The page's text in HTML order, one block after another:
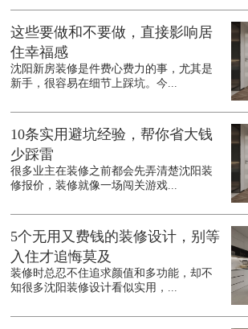
这些要做和不要做，直接影响居
住幸福感
沈阳新房装修是件费心费力的事，尤其是
新手，很容易在细节上踩坑。今...
10条实用避坑经验，帮你省大钱
少踩雷
很多业主在装修之前都会先弄清楚沈阳装
修报价，装修就像一场闯关游戏...
5个无用又费钱的装修设计，别等
入住才追悔莫及
装修时总忍不住追求颜值和多功能，却不
知很多沈阳装修设计看似实用，...